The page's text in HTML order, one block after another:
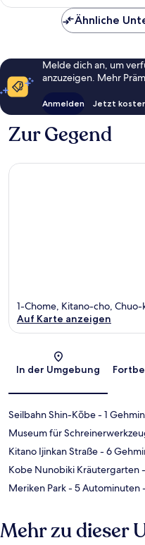
Ähnliche
Melde dich an, um
anzuzeigen. Mehr
Anmelden Jetzt
Zur Gegend
1-Chome, Kitano-cho,
Auf Karte anzeigen
In der Umgebung
Seilbahn Shin-Kōbe- 1
Museum für
Kitano Ijinkan Straße- 6
Kobe Nunobiki Kräutergarten
Meriken Park- 5 Autominuten
Mehr zu dieser